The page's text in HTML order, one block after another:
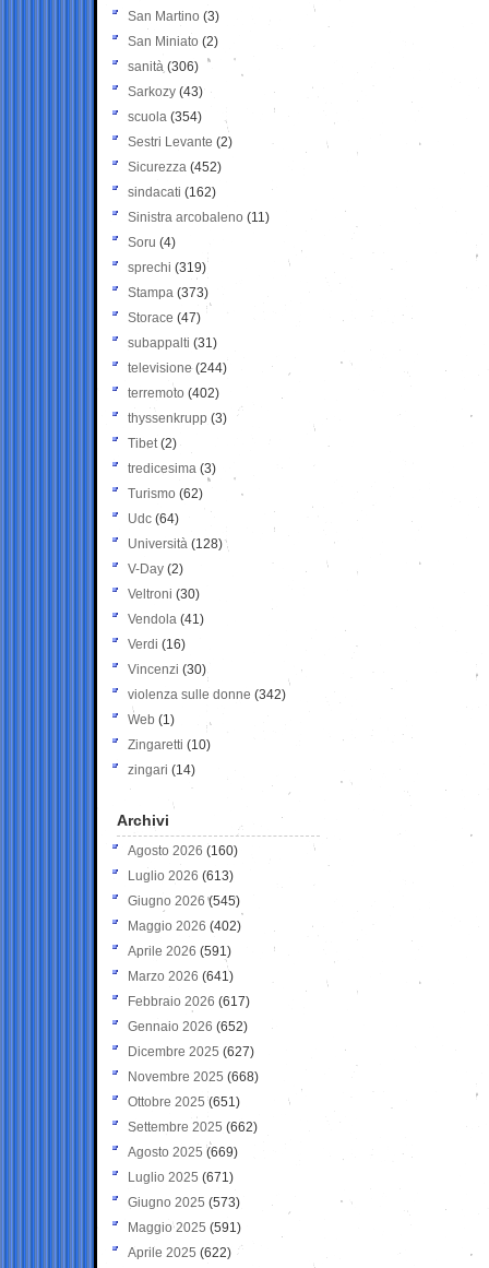
San Martino (3)
San Miniato (2)
sanità (306)
Sarkozy (43)
scuola (354)
Sestri Levante (2)
Sicurezza (452)
sindacati (162)
Sinistra arcobaleno (11)
Soru (4)
sprechi (319)
Stampa (373)
Storace (47)
subappalti (31)
televisione(244)
terremoto (402)
thyssenkrupp (3)
Tibet(2)
tredicesima (3)
Turismo (62)
Udc (64)
Università (128)
V-Day (2)
Veltroni (30)
Vendola (41)
Verdi (16)
Vincenzi (30)
violenza sulle donne (342)
Web (1)
Zingaretti (10)
zingari (14)
Archivi
Agosto 2026 (160)
Luglio 2026 (613)
Giugno 2026 (545)
Maggio 2026 (402)
Aprile 2026 (591)
Marzo 2026 (641)
Febbraio 2026 (617)
Gennaio 2026 (652)
Dicembre 2025 (627)
Novembre 2025 (668)
Ottobre 2025 (651)
Settembre 2025 (662)
Agosto 2025 (669)
Luglio 2025 (671)
Giugno 2025 (573)
Maggio 2025 (591)
Aprile 2025 (622)